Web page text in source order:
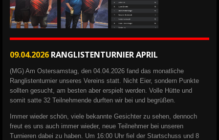
09.04.2026 RANGLISTENTURNIER APRIL
(MG) Am Ostersamstag, den 04.04.2026 fand das monatliche
Ranglistenturnier unseres Vereins statt. Nicht Eier, sondern Punkte
sollten gesucht, am besten aber erspielt werden. Volle Hütte und
somit satte 32 Teilnehmende durften wir bei und begrüßen.
Immer wieder schön, viele bekannte Gesichter zu sehen, dennoch
freut es uns auch immer wieder, neue Teilnehmer bei unseren
Turnieren dabei zu haben. Um 16:00 Uhr fiel der Startschuss und 8